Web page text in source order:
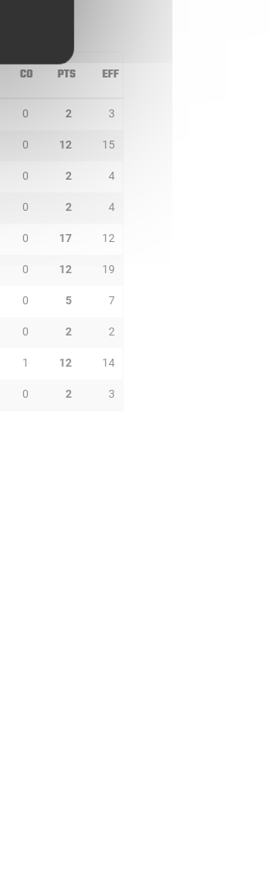
CO PTS EFF
0 2 3
0 12 15
0 2 4
0 2 4
0 17 12
0 12 19
0 5 7
0 2 2
1 12 14
0 2 3